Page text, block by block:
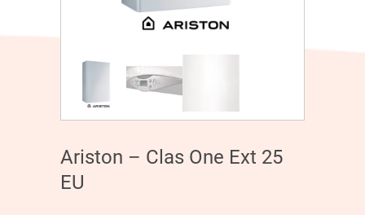
Ariston – Clas One Ext 25
EU